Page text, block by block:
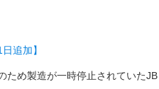
追加】
め製造が一時停止されていた